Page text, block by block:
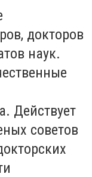
докторов
наук.
Действует
советов